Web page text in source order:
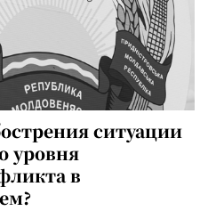
ситуации
уровня
в